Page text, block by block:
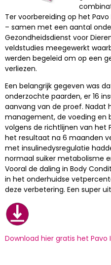
Ter voorbereiding op het
– samen met een aantal
Gezondheidsdienst voor
veldstudies meegewerkt
werden begeleid om op een
verliezen.
Een belangrijk gegeven was
onderzochte paarden, er 16
aanvang van de proef. Nadat
management, de voeding en
volgens de richtlijnen van het
het resultaat na 6 maanden
met insulinedysregulatie
normaal suiker metabolisme
Vooral de daling in Body
in het onderhuidse
deze verbetering. Een super
Download hier gratis het Pavo